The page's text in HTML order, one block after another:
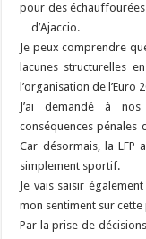
pour des
…d’Ajaccio.
Je peux comprendre
lacunes structurelles
l’organisation de l’Euro
J’ai demandé à
conséquences pénales
Car désormais, la
simplement sportif.
Je vais saisir
mon sentiment sur
Par la prise de